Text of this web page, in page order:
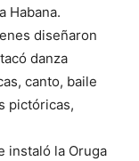
Habana.
diseñaron
danza
canto, baile
pictóricas,
instaló la Oruga